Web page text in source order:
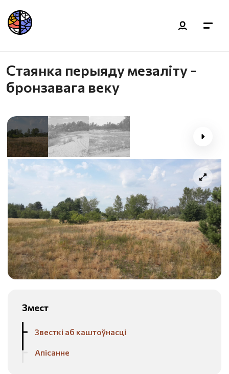
Стаянка перыяду мезаліту -
бронзавага веку
Змест
Звесткі аб каштоўнасці
Апісанне